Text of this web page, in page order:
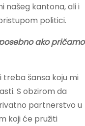
našeg kantona, ali i
politici.
ako pričamo
treba šansa koju mi
S obzirom da
partnerstvo u
koji će pružiti